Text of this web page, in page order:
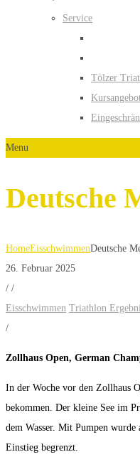
Service
Tölzer
Menu
Deutsche
HomeEisschwimmenDeutsche
26. Februar 2025
/ /
Eisschwimmen Triathlon
/
Zollhaus Open, German
In der Woche vor den Zollhaus
bekommen. Der kleine See im
dem Wasser. Mit Pumpen
Einstieg begrenzt.